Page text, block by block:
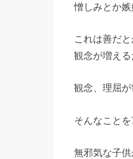
憎しみとか嫉
これは善だと
観念が増える
観念、理屈が
そんなこと
無邪気な子供